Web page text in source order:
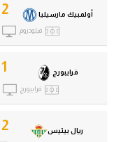
فيديو في الجول
ريال بيتيس 2
فرايبورج 1
فرايبورج
أولمبيك مارسيليا 2
فيلودروم